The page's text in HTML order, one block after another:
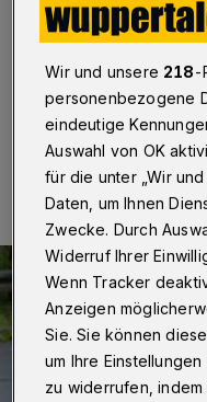
Wuppertal·Ab
Kanalarbeiten der
26.01.2022 , 14:00 Uhr
Wir und unsere 218-
personenbezogene
eindeutige
Auswahl von OK
für die unter „Wir
Daten, um Ihnen
Zwecke. Durch
Widerruf Ihrer
Wenn Tracker
Anzeigen
Sie. Sie können
um Ihre
zu widerrufen, indem